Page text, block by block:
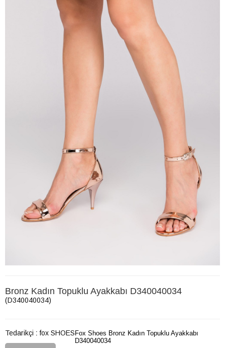
Bronz Kadın Topuklu Ayakkabı D340040034
(D340040034)
Tedarikçi : fox SHOES Fox Shoes Bronz Kadın Topuklu Ayakkabı
D340040034